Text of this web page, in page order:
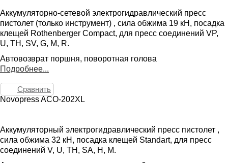
Аккумуляторно-сетевой электрогидравлический пресс
пистолет (только инструмент) , сила обжима 19 кН, посадка
клещей Rothenberger Compact, для пресс соединений VP,
U, TH, SV, G, M, R.
Автовозврат поршня, поворотная голова
Подробнее...
Сравнить
Novopress ACO-202XL
Аккумуляторный электрогидравлический пресс пистолет ,
сила обжима 32 кН, посадка клещей Standart, для пресс
соединений V, U, TH, SA, H, M.